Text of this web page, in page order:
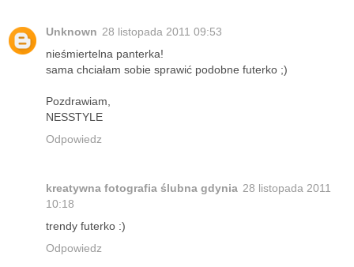
Unknown 28 listopada 2011 09:53
nieśmiertelna panterka!
sama chciałam sobie sprawić podobne futerko ;)
Pozdrawiam,
NESSTYLE
Odpowiedz
kreatywna fotografia ślubna gdynia 28 listopada 2011
10:18
trendy futerko :)
Odpowiedz